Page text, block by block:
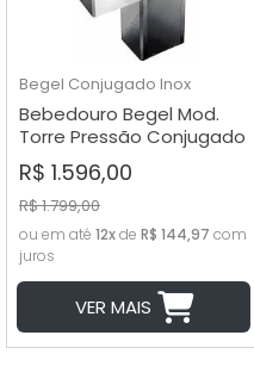
Begel Conjugado Inox
Bebedouro Begel Mod.
Torre Pressão Conjugado
em Aço Inox - cód. BRC40
R$ 1.596,00
R$ 1.799,00
ou em até 12xde R$ 144,97 com
juros
VER MAIS